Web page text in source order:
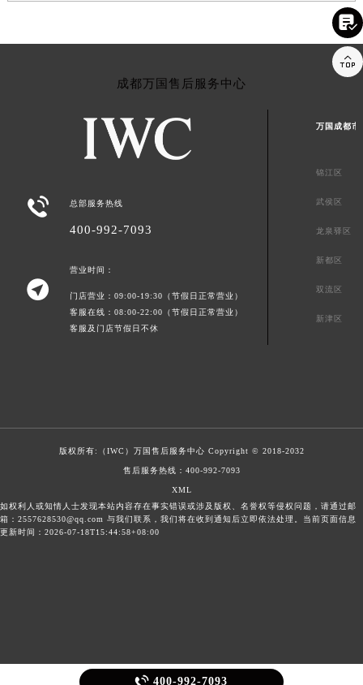
成都万国售后服务中心
 总部服务热线
400-992-7093

营业时间：
门店营业：09:00-19:30（节假日正常营业）
客服在线：08:00-22:00（节假日正常营业）
客服及门店节假日不休
万国成都市
锦江区
武侯区
龙泉驿区
新都区
双流区
新津区
版权所有:（IWC） 万国售后服务中心 Copyright © 2018-2032
售后服务热线： 400-992-7093
XML
如权利人或知情人士发现本站内容存在事实错误或涉及版权、名誉权等侵权问题，请通过邮
箱：2557628530@qq.com 与我们联系，我们将在收到通知后立即依法处理。当前页面信息
更新时间：2026-07-18T15:44:58+08:00
 400-992-7093

